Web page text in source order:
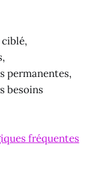
permanentes,
besoins
fréquentes